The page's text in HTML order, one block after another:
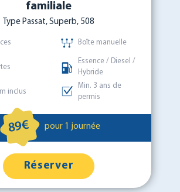
familiale
Type Passat, Superb, 508
Boîte manuelle
Essence / Diesel /
Hybride
inclus
Min. 3 ans de
permis
89€ pour 1 journée
Réserver